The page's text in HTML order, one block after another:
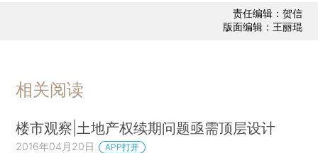
责任编辑：贺信
版面编辑：王丽琨
相关阅读
楼市观察|土地产权续期问题亟需顶层设计
2016年04月20日 APP打开